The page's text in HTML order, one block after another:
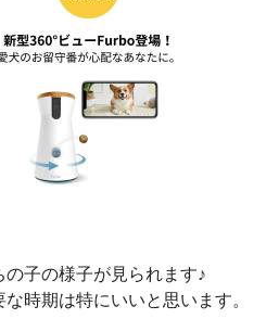
子の様子が見られます♪
時期は特にいいと思います。